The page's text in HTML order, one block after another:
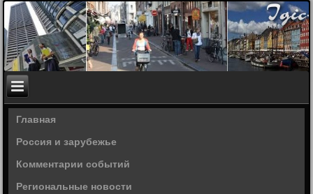
Главная
Россия и зарубежье
Комментарии событий
Региональные новости